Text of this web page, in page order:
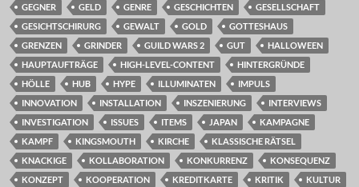
GEGNER
GELD GENRE GESCHICHTEN
GESELLSCHAFT
GESICHTSCHIRURG
GEWALT GOLD
GOTTESHAUS
GRENZEN
GRINDER GUILD WARS 2 GUT
HALLOWEEN
HAUPTAUFTRÄGE
HIGH-LEVEL-CONTENT
HINTERGRÜNDE
HÖLLE
HUB HYPE ILLUMINATEN
IMPULS
INNOVATION
INSTALLATION INSZENIERUNG
INTERVIEWS
INVESTIGATION
ISSUES ITEMS JAPAN
KAMPAGNE
KAMPF
KINGSMOUTH KIRCHE
KLASSISCHE RÄTSEL
KNACKIGE
KOLLABORATION KONKURRENZ
KONSEQUENZ
KONZEPT
KOOPERATION KREDITKARTE KRITIK
KULTUR